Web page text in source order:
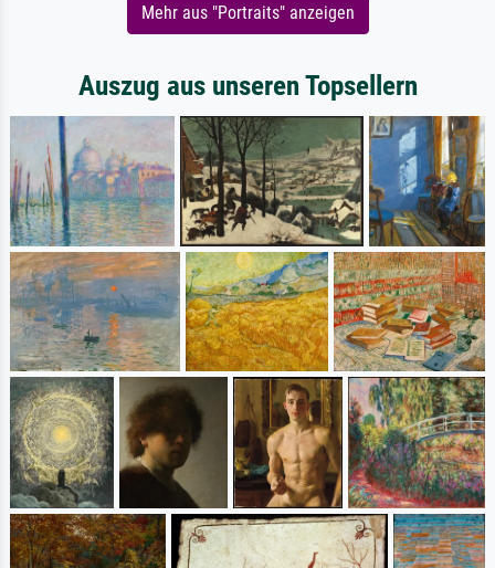
Mehr aus "Portraits" anzeigen
Auszug aus unseren Topsellern